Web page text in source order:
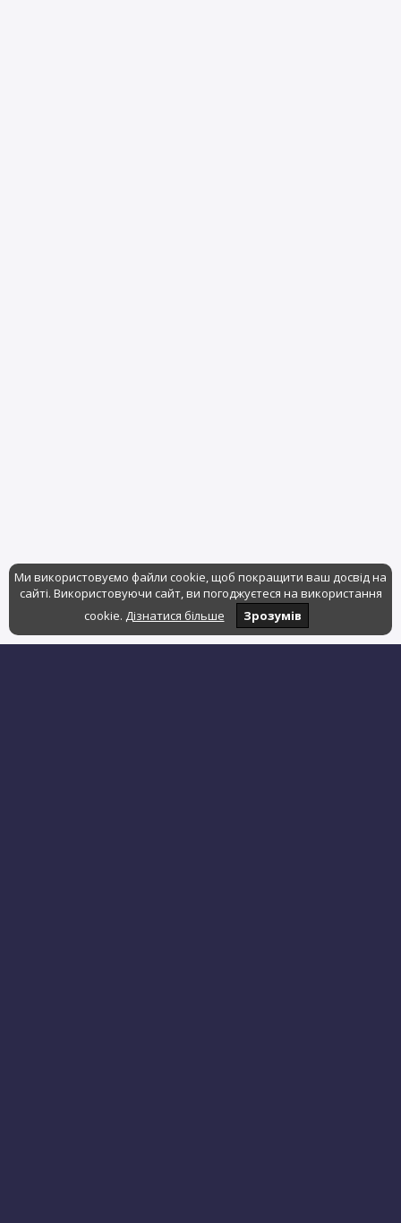
Ми використовуємо файли cookie, щоб покращити ваш досвід на
сайті. Використовуючи сайт, ви погоджуєтеся на використання
cookie. Дізнатися більше Зрозумів